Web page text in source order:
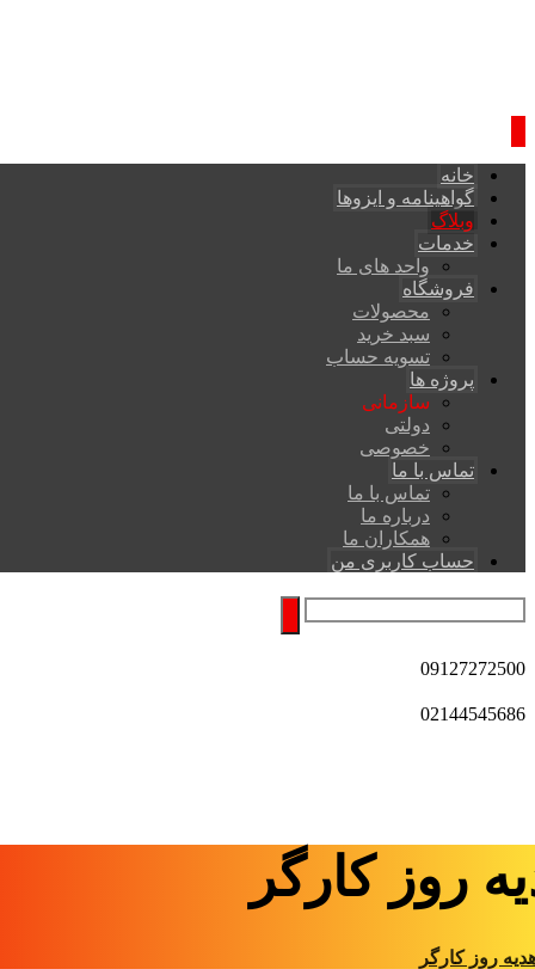
خانه
گواهینامه و ایزوها
وبلاگ
خدمات
واحد های ما
فروشگاه
محصولات
سبد خرید
تسویه حساب
پروژه ها
سازمانی
دولتی
خصوصی
تماس با ما
تماس با ما
درباره ما
همکاران ما
حساب کاربری من
09127272500
02144545686
روز کارگر
روز کارگر